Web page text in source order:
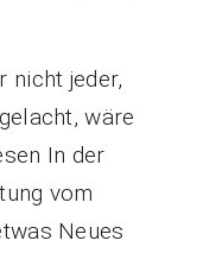
nicht jeder,
wäre
In der
vom
Neues